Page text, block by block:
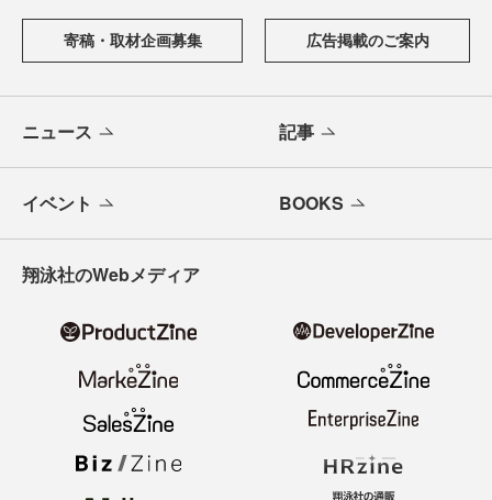
寄稿・取材企画募集 広告掲載のご案内
ニュース 記事
イベント BOOKS
翔泳社のWebメディア